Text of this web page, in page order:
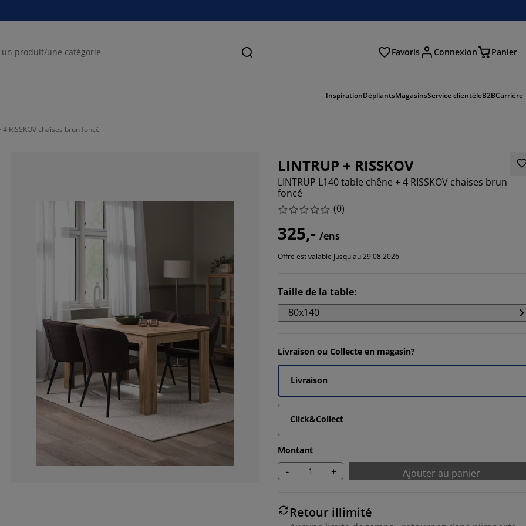
Recherche Favoris Connexion Panier
InspirationDépliantsMagasinsService clientèleB2BCarrière
RISSKOV chaises brun foncé
LINTRUP + RISSKOV
LINTRUP L140 table chêne + 4 RISSKOV chaises brun
foncé
(0)
325,- /ens
Offre est valable jusqu'au 29.08.2026
Taille de la table:
80x140
Livraison ou Collecte en magasin?
Livraison
Click&Collect
Montant
- + Ajouter au panier
Retour illimité